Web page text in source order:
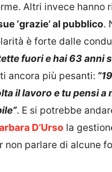
Altri invece hanno
‘grazie’ al pubblico.
è forte dalle
fuori e hai 63 anni
ancora più pesanti:
il lavoro e tu pensi a
. E si potrebbe
D’Urso la
non parlare di alcune